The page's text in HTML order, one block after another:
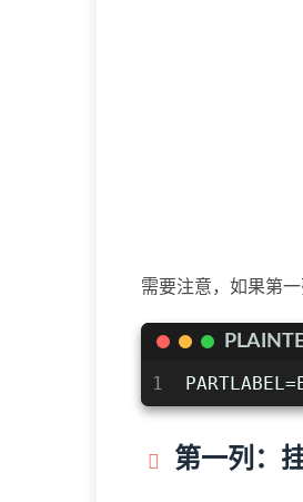
需要注意，如果第
1
第一列：